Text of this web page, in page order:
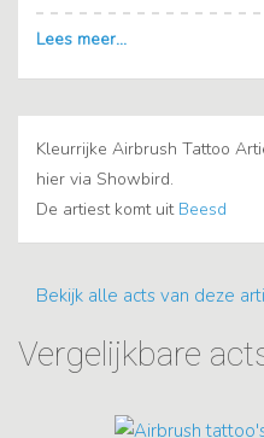
Kleurrijke Airbrush Tattoo
hier via Showbird.
De artiest komt uit Beesd
Bekijk alle acts van deze
Vergelijkbare